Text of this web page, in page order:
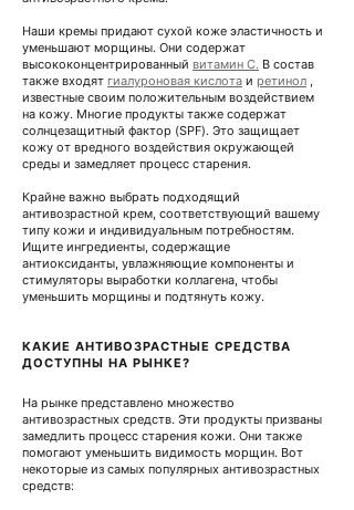
Наши кремы придают сухой коже эластичность и
уменьшают морщины. Они содержат
высококонцентрированный витамин С. В состав
также входят гиалуроновая кислота и ретинол ,
известные своим положительным воздействием
на кожу. Многие продукты также содержат
солнцезащитный фактор (SPF). Это защищает
кожу от вредного воздействия окружающей
среды и замедляет процесс старения.
Крайне важно выбрать подходящий
антивозрастной крем, соответствующий вашему
типу кожи и индивидуальным потребностям.
Ищите ингредиенты, содержащие
антиоксиданты, увлажняющие компоненты и
стимуляторы выработки коллагена, чтобы
уменьшить морщины и подтянуть кожу.
КАКИЕ АНТИВОЗРАСТНЫЕ СРЕДСТВА
ДОСТУПНЫ НА РЫНКЕ?
На рынке представлено множество
антивозрастных средств. Эти продукты призваны
замедлить процесс старения кожи. Они также
помогают уменьшить видимость морщин. Вот
некоторые из самых популярных антивозрастных
средств: